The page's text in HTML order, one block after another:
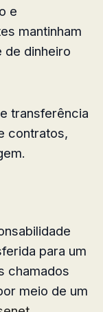
e
mantinham
de dinheiro
transferência
contratos,
para um
chamados
meio de um